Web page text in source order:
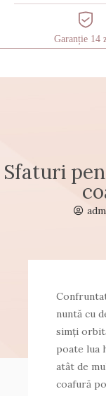
Garanție 14
Sfaturi
nuntă cu
simți
poate lua
atât de
coafură